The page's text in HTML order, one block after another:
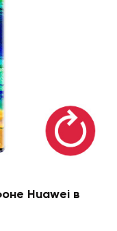
Huawei в